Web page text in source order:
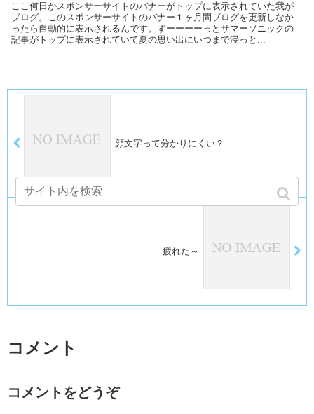
ここ何日かスポンサーサイトのバナーがトップに表示されていた我が
ブログ。このスポンサーサイトのバナー１ヶ月間ブログを更新しなか
ったら自動的に表示されるんです。ずーーーーっとサマーソニックの
記事がトップに表示されていて夏の思い出にいつまで浸っと...
顔文字って分かりにくい？
疲れた～
コメント
コメントをどうぞ